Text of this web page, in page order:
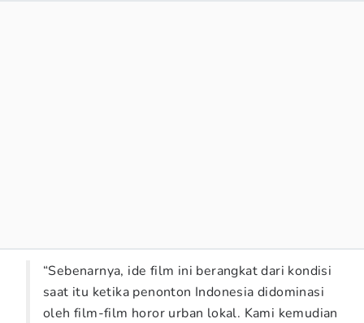
“Sebenarnya, ide film ini berangkat dari kondisi
saat itu ketika penonton Indonesia didominasi
oleh film-film horor urban lokal. Kami kemudian